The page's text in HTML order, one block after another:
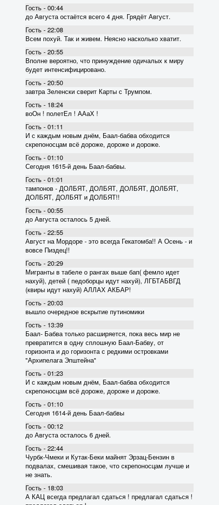
Гость - 00:44
до Августа остаётся всего 4 дня. Грядёт Август.
Гость - 22:08
Всем похуй. Так и живем. Неясно насколько хватит.
Гость - 20:55
Вполне вероятно, что принуждение одичалых к миру
будет интенсифицировано.
Гость - 20:50
завтра Зеленски сверит Карты с Трумпом.
Гость - 18:24
воОн ! полетЕл ! ААаХ !
Гость - 01:11
И с каждым новым днём, Баал-бабва обходится
скрепоносцам всё дороже, дороже и дороже.
Гость - 01:10
Сегодня 1615-й день Баал-бабвы.
Гость - 01:01
тампонов - ДОЛБЯТ, ДОЛБЯТ, ДОЛБЯТ, ДОЛБЯТ,
ДОЛБЯТ, ДОЛБЯТ и ДОЛБЯТ!!
Гость - 00:55
до Августа осталось 5 дней.
Гость - 22:55
Август на Мордоре - это всегда Гекатомба!! А Осень - и
вовсе Пиздец!!
Гость - 20:29
Мигранты в табеле о рангах выше бап( фемло идет
нахуй), детей ( педоборцы идут нахуй), ЛГБТАБВГД
(квиры идут нахуй) АЛЛАХ АКБАР!
Гость - 20:03
вышло очередное вскрытие пyтиномики
Гость - 13:39
Баал- Бабва только расширяется, пока весь мир не
превратится в одну сплошную Баал-Бабву, от
горизонта и до горизонта с редкими островками
"Архипелага Эпштейна"
Гость - 01:23
И с каждым новым днём, Баал-бабва обходится
скрепоносцам всё дороже, дороже и дороже.
Гость - 01:10
Сегодня 1614-й день Баал-бабвы
Гость - 00:12
до Августа осталось 6 дней.
Гость - 22:44
Чурбк-Чмеки и Кутак-Беки майнят Эрзац-Бензин в
подвалах, смешивая такое, что скрепоносцам лучше и
не знать.
Гость - 18:03
А КАЦ всегда предлагал сдаться ! предлагал сдаться !